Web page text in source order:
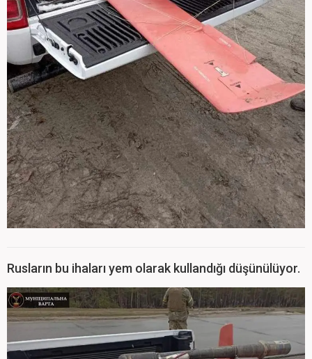
Rusların bu ihaları yem olarak kullandığı düşünülüyor.